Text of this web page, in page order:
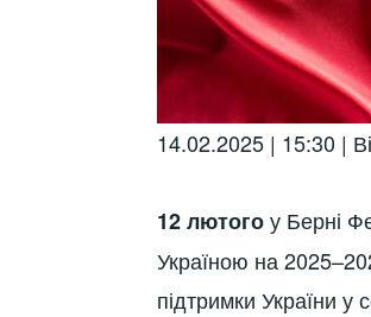
14.02.2025 | 15:30 |
12 лютогоу Берні
Україною на
підтримки України у